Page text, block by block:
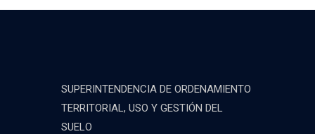
SUPERINTENDENCIA DE ORDENAMIENTO
TERRITORIAL, USO Y GESTIÓN DEL
SUELO